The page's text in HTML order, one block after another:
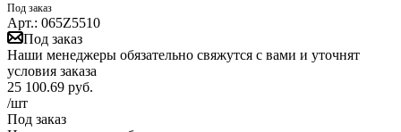
Под заказ
Арт.: 065Z5510
Под заказ
Наши менеджеры обязательно свяжутся с вами и уточнят
условия заказа
25 100.69 руб.
/шт
Под заказ